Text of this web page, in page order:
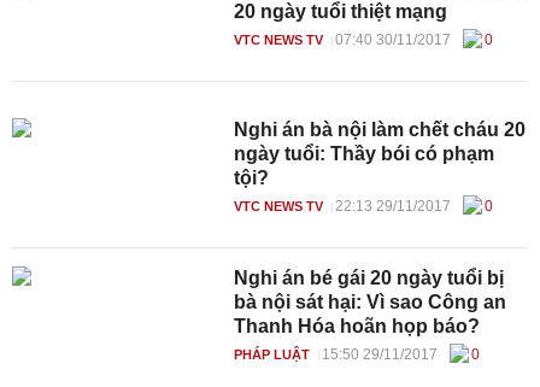
20 ngày tuổi thiệt mạng
VTC NEWS TV 07:40 30/11/2017 0
Nghi án bà nội làm chết cháu 20
ngày tuổi: Thầy bói có phạm
tội?
VTC NEWS TV 22:13 29/11/2017 0
Nghi án bé gái 20 ngày tuổi bị
bà nội sát hại: Vì sao Công an
Thanh Hóa hoãn họp báo?
PHÁP LUẬT 15:50 29/11/2017 0